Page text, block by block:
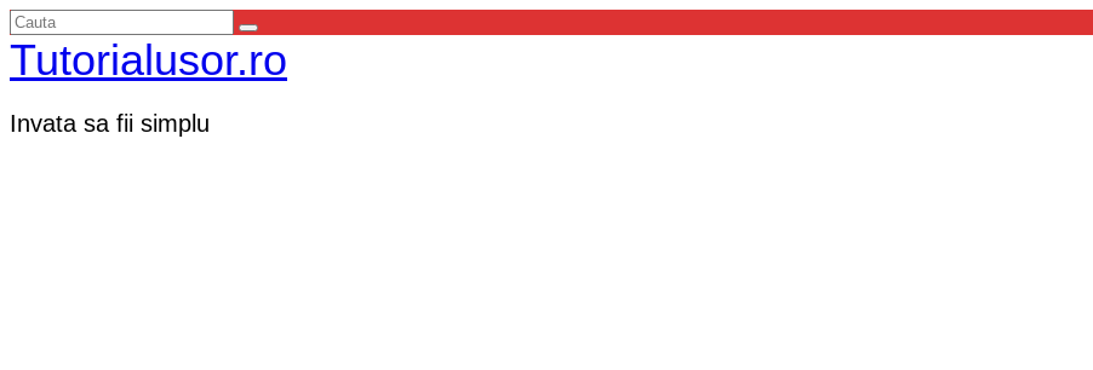
Tutorialusor.ro
Invata sa fii simplu